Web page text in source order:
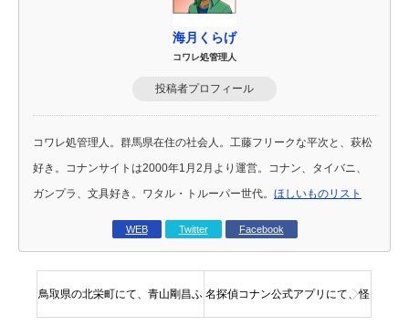
海月くらげ
コワレ処管理人
投稿者プロフィール
コワレ処管理人。群馬県在住の社会人。工藤フリークな平次と、萩松
好き。コナンサイトは2000年1月2月より運営。コナン、タイバニ、
ガンプラ、文具好き。ワタル・トルーパー世代。 ほしいものリスト
WEB Twitter Facebook
鳥取県の北栄町にて、青山剛昌ふ 名探偵コナン公式アプリにて、怪